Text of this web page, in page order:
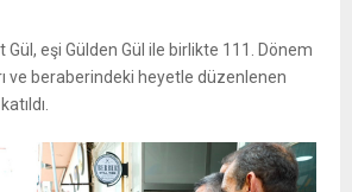
Gül, eşi Gülden Gül ile birlikte 111. Dönem
ve beraberindeki heyetle düzenlenen